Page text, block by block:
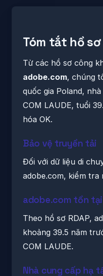
Tóm tắt hồ
Từ các hồ sơ công
adobe.com, chúng
quốc gia Poland,
COM LAUDE, tuổi
hóa OK.
Bảo vệ truyền tải
Đối với dữ liệu di
adobe.com, kiểm tra
adobe.com tồn
Theo hồ sơ RDAP,
khoảng 39.5 năm
COM LAUDE.
Nhà cung cấp hạ